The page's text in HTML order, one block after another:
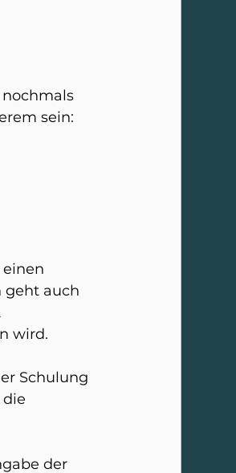
sein:
geht auch
wird.
Schulung
der